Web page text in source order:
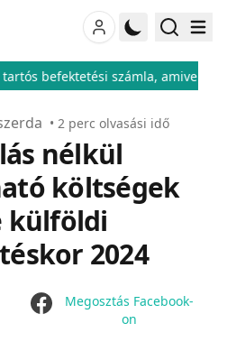
befektetési számla, amivel 0%-ra
• 2 perc olvasási idő
nélkül
költségek
külföldi
2024
facebook
Megosztás Facebook-
on